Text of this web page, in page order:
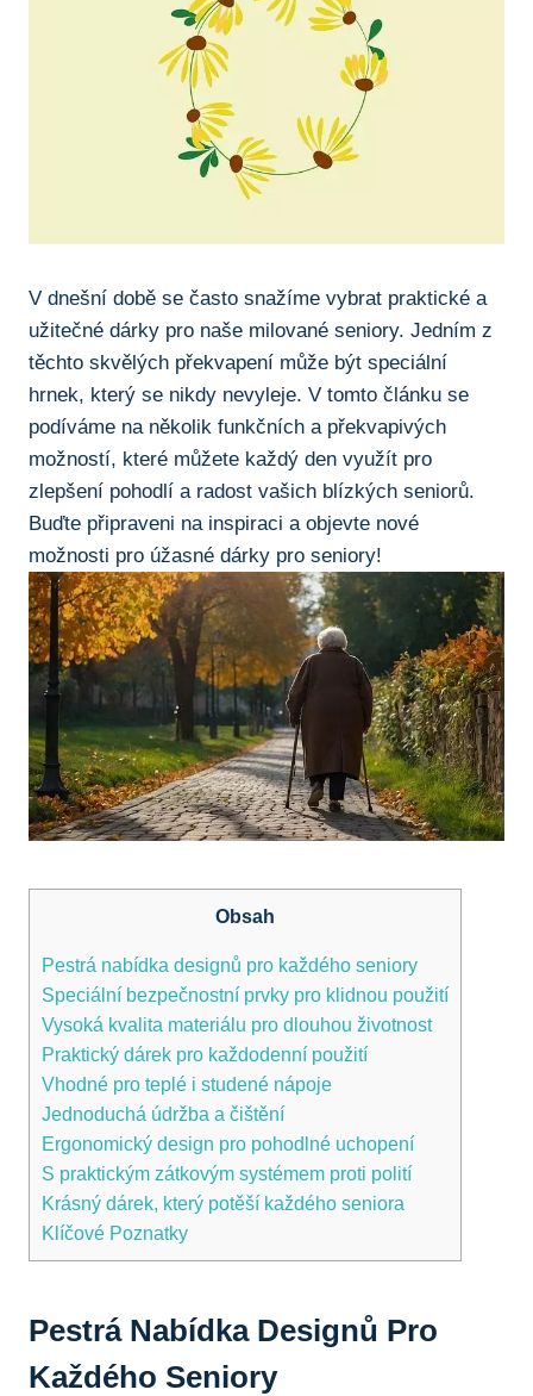
V⁢ dnešní době se ‍často⁤ snažíme​ vybrat praktické a
⁢užitečné dárky pro naše milované seniory. ⁤Jedním⁤ z
těchto skvělých ‍překvapení může být speciální
hrnek, který⁤ se nikdy nevyleje. V tomto článku se
podíváme na ‌několik funkčních‍ a překvapivých
možností,⁤ které můžete každý den‌ využít ⁢pro
zlepšení pohodlí a radost vašich ​blízkých seniorů.
Buďte připraveni ⁤na ​inspiraci⁢ a objevte nové
možnosti pro​ úžasné dárky pro‍ seniory!
Obsah
Pestrá nabídka designů pro‌ každého seniory
Speciální⁢ bezpečnostní prvky pro klidnou ⁤použití
Vysoká kvalita materiálu pro ⁣dlouhou životnost
Praktický dárek pro každodenní použití
Vhodné pro ‍teplé ‍i​ studené nápoje
Jednoduchá⁣ údržba a ⁣čištění
Ergonomický design pro pohodlné uchopení
S praktickým zátkovým systémem proti polití
Krásný dárek, ‍který potěší každého seniora
Klíčové Poznatky
Pestrá Nabídka Designů Pro‌
Každého Seniory